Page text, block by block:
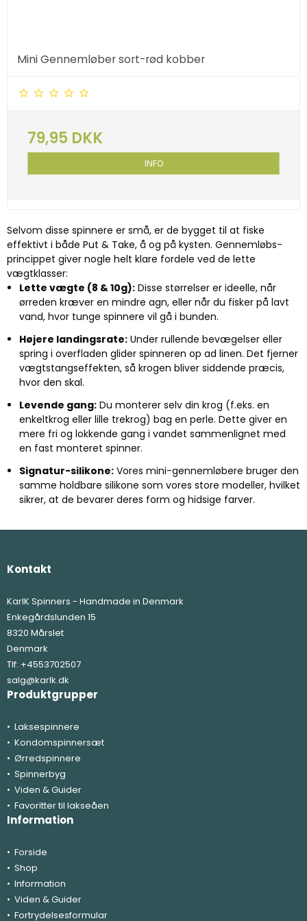
Mini Gennemløber sort-rød kobber
79,95 DKK
INFO
Selvom disse spinnere er små, er de bygget til at fiske
effektivt i både Put & Take, å og på kysten. Gennemløbs-
princippet giver nogle helt klare fordele ved de lette
vægtklasser:
Lette vægte (8 & 10g):Disse størrelser er ideelle, når
ørreden kræver en mindre agn, eller når du fisker på lavt
vand, hvor tunge spinnere vil gå i bunden.
Højere landingsrate:Under rullende bevægelser eller
spring i overfladen glider spinneren op ad linen. Det fjerner
vægtstangseffekten, så krogen bliver siddende præcis,
hvor den skal.
Levende gang:Du monterer selv din krog (f.eks. en
enkeltkrog eller lille trekrog) bag en perle. Dette giver en
mere fri og lokkende gang i vandet sammenlignet med
en fast monteret spinner.
Signatur-silikone:Vores mini-gennemløbere bruger den
samme holdbare silikone som vores store modeller, hvilket
sikrer, at de bevarer deres form og hidsige farver.
Kontakt
KarlK Spinners - Handmade in Denmark
Enkegårdslunden 15
8320 Mårslet
Denmark
Tlf: +4553702507
salg@karlk.dk
Produktgrupper
Laksespinnere
Kondomspinnersæt
Ørredspinnere
Spinnerbyg
Viden & Guider
Favoritter til lakseåen
Information
Forside
Shop
Information
Viden & Guider
Fortrydelsesformular